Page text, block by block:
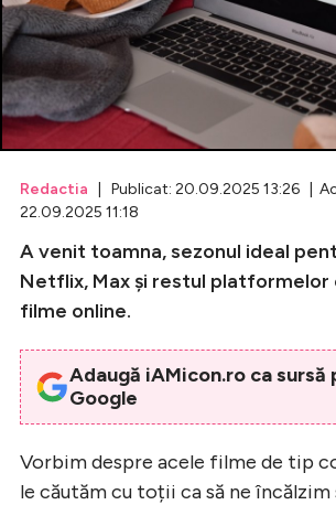
Lifestyle
Celebrități
Intră în cont
Creează cont
Redactia | Publicat: 20.09.2025 13:26 |
22.09.2025 11:18
A venit toamna, sezonul ideal
Netflix, Max și restul platformelor
filme online.
Adaugă iAMicon.ro ca
Google
Vorbim despre acele filme de tip
le căutăm cu toții ca să ne